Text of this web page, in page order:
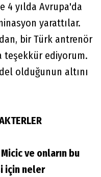
4 yılda Avrupa'da
yarattılar.
bir Türk antrenör
teşekkür ediyorum.
olduğunun altını
ve onların bu
için neler